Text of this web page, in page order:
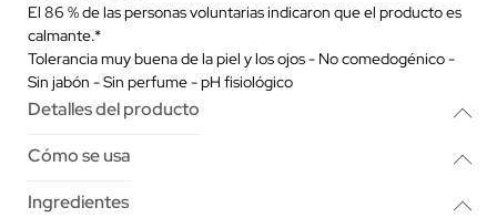
El 86 % de las personas voluntarias indicaron que el producto es
calmante.*
Tolerancia muy buena de la piel y los ojos - No comedogénico -
Sin jabón - Sin perfume - pH fisiológico
Detalles del producto
Cómo se usa
Ingredientes